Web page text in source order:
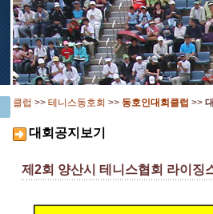
클럽 >> 테니스동호회 >> 동호인대회클럽 >>
대회공지보기
제2회 양산시 테니스협회 라이징